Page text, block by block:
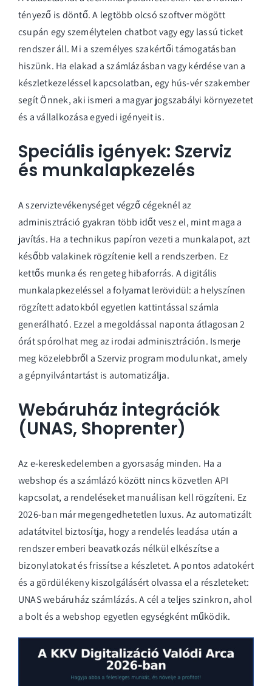
tényező is döntő. A legtöbb olcsó szoftver mögött
csupán egy személytelen chatbot vagy egy lassú ticket
rendszer áll. Mi a személyes szakértői támogatásban
hiszünk. Ha elakad a számlázásban vagy kérdése van a
készletkezeléssel kapcsolatban, egy hús-vér szakember
segít Önnek, aki ismeri a magyar jogszabályi környezetet
és a vállalkozása egyedi igényeit is.
Speciális igények: Szerviz
és munkalapkezelés
A szerviztevékenységet végző cégeknél az
adminisztráció gyakran több időt vesz el, mint maga a
javítás. Ha a technikus papíron vezeti a munkalapot, azt
később valakinek rögzítenie kell a rendszerben. Ez
kettős munka és rengeteg hibaforrás. A digitális
munkalapkezeléssel a folyamat lerövidül: a helyszínen
rögzített adatokból egyetlen kattintással számla
generálható. Ezzel a megoldással naponta átlagosan 2
órát spórolhat meg az irodai adminisztráción. Ismerje
meg közelebbről a Szerviz program modulunkat, amely
a gépnyilvántartást is automatizálja.
Webáruház integrációk
(UNAS, Shoprenter)
Az e-kereskedelemben a gyorsaság minden. Ha a
webshop és a számlázó között nincs közvetlen API
kapcsolat, a rendeléseket manuálisan kell rögzíteni. Ez
2026-ban már megengedhetetlen luxus. Az automatizált
adatátvitel biztosítja, hogy a rendelés leadása után a
rendszer emberi beavatkozás nélkül elkészítse a
bizonylatokat és frissítse a készletet. A pontos adatokért
és a gördülékeny kiszolgálásért olvassa el a részleteket:
UNAS webáruház számlázás. A cél a teljes szinkron, ahol
a bolt és a webshop egyetlen egységként működik.